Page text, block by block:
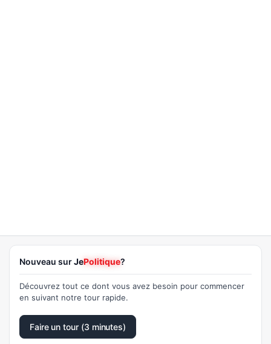
Nouveau surJePolitique?
Découvrez tout ce dont vous avez besoin pour commencer
en suivant notre tour rapide.
Faire un tour (3 minutes)